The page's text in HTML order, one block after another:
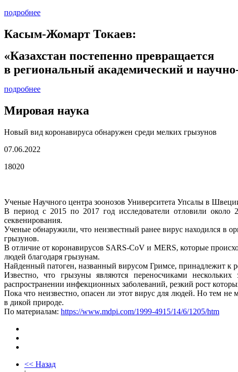
подробнее
Касым-Жомарт Токаев:
«Казахстан постепенно превращается
в региональный академический и
подробнее
Мировая наука
Новый вид коронавируса обнаружен среди мелких грызунов
07.06.2022
18020
Ученые Научного центра зоонозов Университета Упсалы в
В период с 2015 по 2017 год исследователи отловили
секвенирования.
Ученые обнаружили, что неизвестный ранее вирус находился в
грызунов.
В отличие от коронавирусов SARS-CoV и MERS, которые
людей благодаря грызунам.
Найденный патоген, названный вирусом Гримсе, принадлежит к
Известно, что грызуны являются переносчиками
распространении инфекционных заболеваний, резкий рост
Пока что неизвестно, опасен ли этот вирус для людей. Но тем
в дикой природе.
По материалам: https://www.mdpi.com/1999-4915/14/6/1205/htm
<< Назад